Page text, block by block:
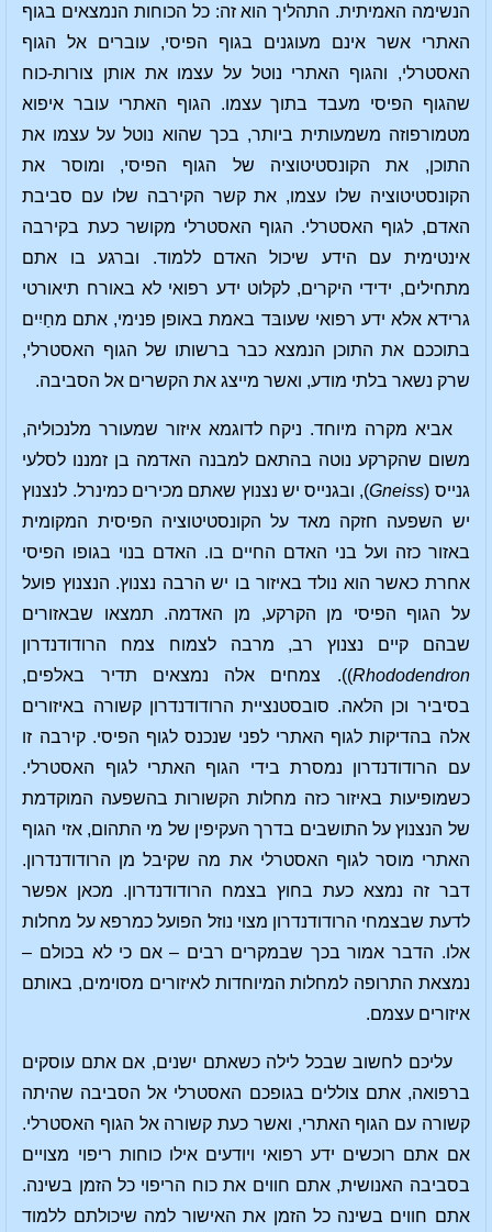
הנשימה האמיתית. התהליך הוא זה: כל הכוחות הנמצאים בגוף
האתרי אשר אינם מעוגנים בגוף הפיסי, עוברים אל הגוף
האסטרלי, והגוף האתרי נוטל על עצמו את אותן צורות-כוח
שהגוף הפיסי מעבד בתוך עצמו. הגוף האתרי עובר איפוא
מטמורפוזה משמעותית ביותר, בכך שהוא נוטל על עצמו את
התוכן, את הקונסטיטוציה של הגוף הפיסי, ומוסר את
הקונסטיטוציה שלו עצמו, את קשר הקירבה שלו עם סביבת
האדם, לגוף האסטרלי. הגוף האסטרלי מקושר כעת בקירבה
אינטימית עם הידע שיכול האדם ללמוד. וברגע בו אתם
מתחילים, ידידי היקרים, לקלוט ידע רפואי לא באורח תיאורטי
גרידא אלא ידע רפואי שעובּד באמת באופן פנימי, אתם מחַיִים
בתוככם את התוכן הנמצא כבר ברשותו של הגוף האסטרלי,
שרק נשאר בלתי מודע, ואשר מייצג את הקשרים אל הסביבה.
אביא מקרה מיוחד. ניקח לדוגמא איזור שמעורר מלנכוליה,
משום שהקרקע נוטה בהתאם למבנה האדמה בן זמננו לסלעי
גנייס (Gneiss), ובגנייס יש נצנוץ שאתם מכירים כמינרל. לנצנוץ
יש השפעה חזקה מאד על הקונסטיטוציה הפיסית המקומית
באזור כזה ועל בני האדם החיים בו. האדם בנוי בגופו הפיסי
אחרת כאשר הוא נולד באיזור בו יש הרבה נצנוץ. הנצנוץ פועל
על הגוף הפיסי מן הקרקע, מן האדמה. תמצאו שבאזורים
שבהם קיים נצנוץ רב, מרבה לצמוח צמח הרודודנדרון
Rhododendron)). צמחים אלה נמצאים תדיר באלפים,
בסיביר וכן הלאה. סובסטנציית הרודודנדרון קשורה באיזורים
אלה בהדיקות לגוף האתרי לפני שנכנס לגוף הפיסי. קירבה זו
עם הרודודנדרון נמסרת בידי הגוף האתרי לגוף האסטרלי.
כשמופיעות באיזור כזה מחלות הקשורות בהשפעה המוקדמת
של הנצנוץ על התושבים בדרך העקיפין של מי התהום, אזי הגוף
האתרי מוסר לגוף האסטרלי את מה שקיבל מן הרודודנדרון.
דבר זה נמצא כעת בחוץ בצמח הרודודנדרון. מכאן אפשר
לדעת שבצמחי הרודודנדרון מצוי נוזל הפועל כמרפא על מחלות
אלו. הדבר אמור בכך שבמקרים רבים – אם כי לא בכולם –
נמצאת התרופה למחלות המיוחדות לאיזורים מסוימים, באותם
איזורים עצמם.
עליכם לחשוב שבכל לילה כשאתם ישנים, אם אתם עוסקים
ברפואה, אתם צוללים בגופכם האסטרלי אל הסביבה שהיתה
קשורה עם הגוף האתרי, ואשר כעת קשורה אל הגוף האסטרלי.
אם אתם רוכשים ידע רפואי ויודעים אילו כוחות ריפוי מצויים
בסביבה האנושית, אתם חווים את כוח הריפוי כל הזמן בשינה.
אתם חווים בשינה כל הזמן את האישור למה שיכולתם ללמוד